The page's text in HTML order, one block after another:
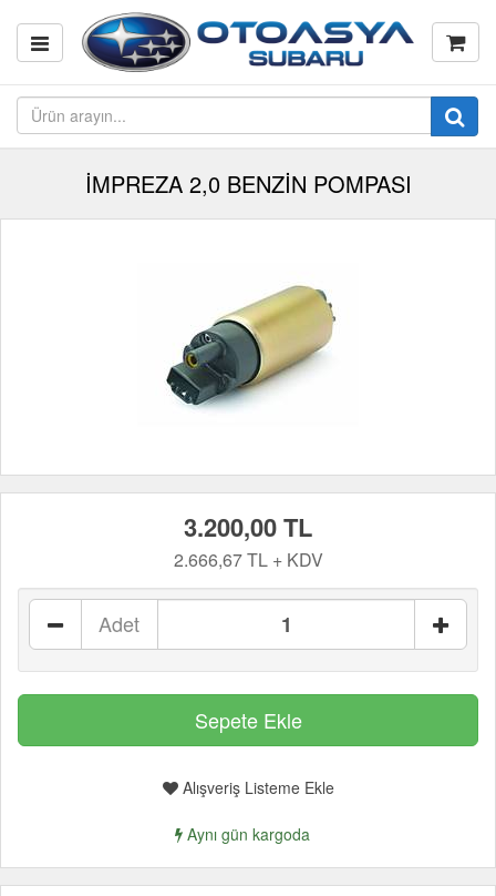
İMPREZA 2,0 BENZİN POMPASI
3.200,00 TL
2.666,67 TL + KDV
Adet
Alışveriş Listeme Ekle
Aynı gün kargoda